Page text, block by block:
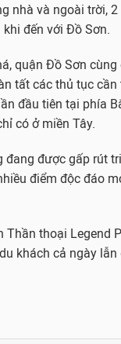
nhà và ngoài trời, 2
đến với Đồ Sơn.
quận Đồ Sơn
tất các thủ tục cần
đầu tiên tại phía
có ở miền Tây.
đang được gấp rút
điểm độc đáo
Thần thoại Legend
khách cả ngày lẫn